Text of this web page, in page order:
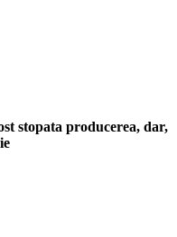
stopata producerea, dar,